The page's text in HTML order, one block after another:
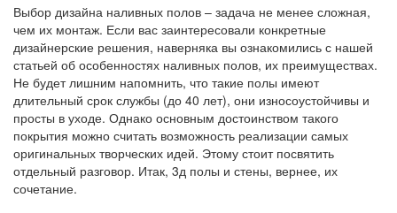
Выбор дизайна наливных полов – задача не менее сложная,
чем их монтаж. Если вас заинтересовали конкретные
дизайнерские решения, наверняка вы ознакомились с нашей
статьей об особенностях наливных полов, их преимуществах.
Не будет лишним напомнить, что такие полы имеют
длительный срок службы (до 40 лет), они износоустойчивы и
просты в уходе. Однако основным достоинством такого
покрытия можно считать возможность реализации самых
оригинальных творческих идей. Этому стоит посвятить
отдельный разговор. Итак, 3д полы и стены, вернее, их
сочетание.